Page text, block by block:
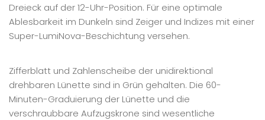
Dreieck auf der 12-Uhr-Position. Für eine optimale
Ablesbarkeit im Dunkeln sind Zeiger und Indizes mit einer
Super-LumiNova-Beschichtung versehen.
Zifferblatt und Zahlenscheibe der unidirektional
drehbaren Lünette sind in Grün gehalten. Die 60-
Minuten-Graduierung der Lünette und die
verschraubbare Aufzugskrone sind wesentliche